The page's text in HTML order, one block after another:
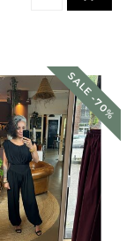
SALE -70%